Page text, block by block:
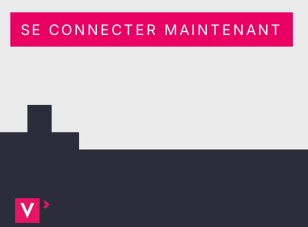
SE CONNECTER MAINTENANT